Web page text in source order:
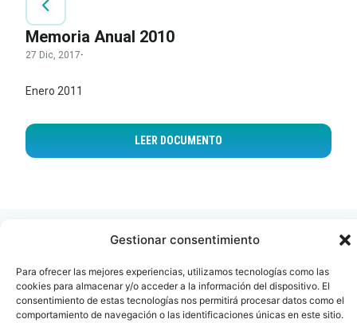
Gestionar consentimiento
Para ofrecer las mejores experiencias, utilizamos tecnologías como las
cookies para almacenar y/o acceder a la información del dispositivo. El
consentimiento de estas tecnologías nos permitirá procesar datos como el
comportamiento de navegación o las identificaciones únicas en este sitio.
Memoria Anual 2010
27 Dic, 2017·
Enero 2011
LEER DOCUMENTO
Contacto
info@fenin.es
Oficina Barcelona
Travesera de Gracia, 56 -